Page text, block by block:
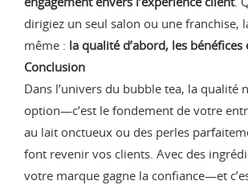
dirigiez un seul salon ou une franchise,
même : la qualité d’abord, les bénéfices
Conclusion
Dans l’univers du bubble tea, la qualité
option—c’est le fondement de votre
au lait onctueux ou des perles
font revenir vos clients. Avec des
votre marque gagne la confiance—et